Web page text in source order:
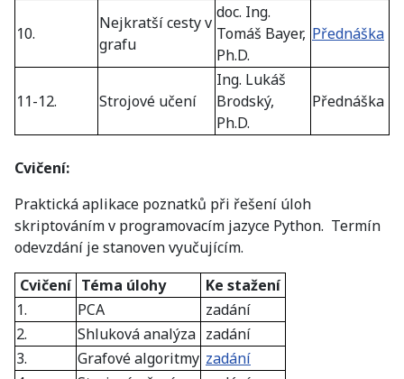
10.
Nejkratší cesty v
grafu
doc. Ing.
Tomáš Bayer,
Ph.D.
Přednáška
11-12. Strojové učení
Ing. Lukáš
Brodský,
Ph.D.
Přednáška
Cvičení:
Praktická aplikace poznatků při řešení úloh
skriptováním v programovacím jazyce Python. Termín
odevzdání je stanoven vyučujícím.
Cvičení Téma úlohy
Ke stažení
1.
PCA
zadání
2.
Shluková analýza zadání
3.
Grafové algoritmy zadání